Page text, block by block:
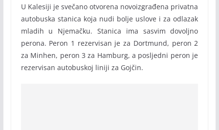
U Kalesiji je svečano otvorena novoizgrađena privatna
autobuska stanica koja nudi bolje uslove i za odlazak
mladih u Njemačku. Stanica ima sasvim dovoljno
perona. Peron 1 rezervisan je za Dortmund, peron 2
za Minhen, peron 3 za Hamburg, a posljedni peron je
rezervisan autobuskoj liniji za Gojčin.